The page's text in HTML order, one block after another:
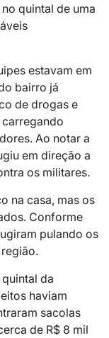
quintal de uma
estavam em
bairro já
de drogas e
Ao notar a
em direção a
os militares.
na casa, mas os
Conforme
pulando os
da
haviam
sacolas
de R$ 8 mil